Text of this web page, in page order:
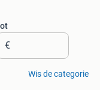
€
Wis de categorie